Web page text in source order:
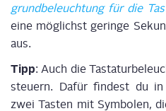
grund­be­leuch­tung für die
eine mög­lichst gerin­ge
aus.
Tipp: Auch die
steu­ern. Dafür fin­dest du i
zwei Tas­ten mit Sym­bo­len,